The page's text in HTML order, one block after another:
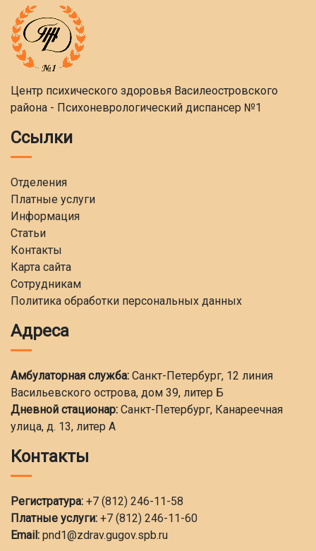
Центр психического здоровья Василеостровского
района - Психоневрологический диспансер №1
Ссылки
Отделения
Платные услуги
Информация
Статьи
Контакты
Карта сайта
Сотрудникам
Политика обработки персональных данных
Адреса
Амбулаторная служба: Санкт-Петербург, 12 линия
Васильевского острова, дом 39, литер Б
Дневной стационар: Санкт-Петербург, Канареечная
улица, д. 13, литер А
Контакты
Регистратура: +7 (812) 246-11-58
Платные услуги: +7 (812) 246-11-60
Email: pnd1@zdrav.gugov.spb.ru